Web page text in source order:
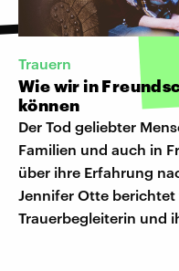
Trauern
Wie wir in
können
Der Tod geliebter
Familien und auch in
über ihre Erfahrung
Jennifer Otte
Trauerbegleiterin und